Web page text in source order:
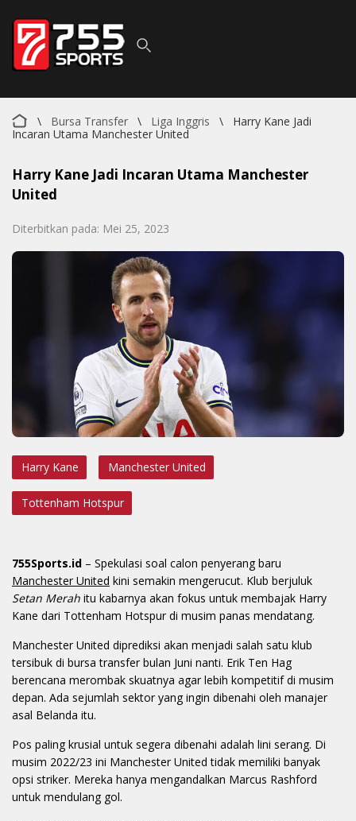
\ Bursa Transfer \ Liga Inggris \
Harry Kane Jadi
Incaran Utama Manchester United
Harry Kane Jadi Incaran Utama Manchester
United
Diterbitkan pada: Mei 25, 2023
Harry Kane Manchester United
Tottenham Hotspur
755Sports.id – Spekulasi soal calon penyerang baru
Manchester United kini semakin mengerucut. Klub berjuluk
Setan Merah itu kabarnya akan fokus untuk membajak Harry
Kane dari Tottenham Hotspur di musim panas mendatang.
Manchester United diprediksi akan menjadi salah satu klub
tersibuk di bursa transfer bulan Juni nanti. Erik Ten Hag
berencana merombak skuatnya agar lebih kompetitif di musim
depan. Ada sejumlah sektor yang ingin dibenahi oleh manajer
asal Belanda itu.
Pos paling krusial untuk segera dibenahi adalah lini serang. Di
musim 2022/23 ini Manchester United tidak memiliki banyak
opsi striker. Mereka hanya mengandalkan Marcus Rashford
untuk mendulang gol.